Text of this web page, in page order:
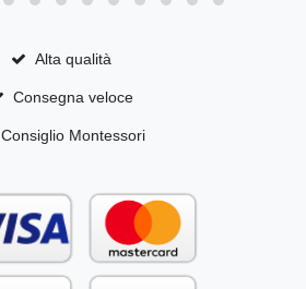
Alta qualità
Consegna veloce
Consiglio Montessori